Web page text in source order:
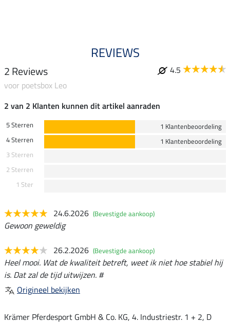
REVIEWS
2 Reviews
4.5
voor poetsbox Leo
2 van 2 Klanten kunnen dit artikel aanraden
5 Sterren
1 Klantenbeoordeling
4 Sterren
1 Klantenbeoordeling
3 Sterren
2 Sterren
1 Ster
24.6.2026 (Bevestigde aankoop)
Gewoon geweldig
26.2.2026 (Bevestigde aankoop)
Heel mooi. Wat de kwaliteit betreft, weet ik niet hoe stabiel hij
is. Dat zal de tijd uitwijzen. #
Origineel bekijken
Krämer Pferdesport GmbH & Co. KG, 4. Industriestr. 1 + 2, D